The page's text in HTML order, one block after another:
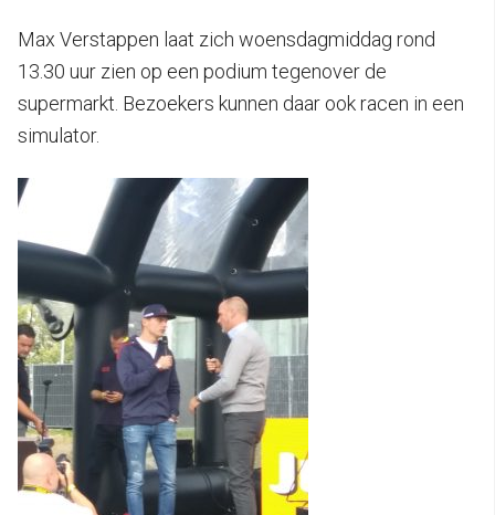
Max Verstappen laat zich woensdagmiddag rond
13.30 uur zien op een podium tegenover de
supermarkt. Bezoekers kunnen daar ook racen in een
simulator.